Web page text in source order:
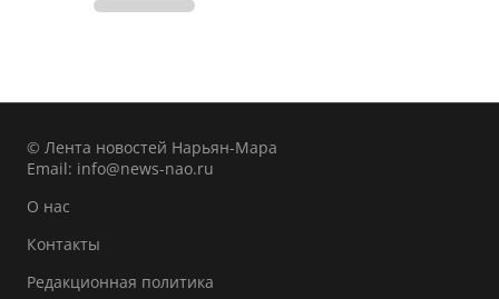
© Лента новостей Нарьян-Мара
Email: info@news-nao.ru
О нас
Контакты
Редакционная политика